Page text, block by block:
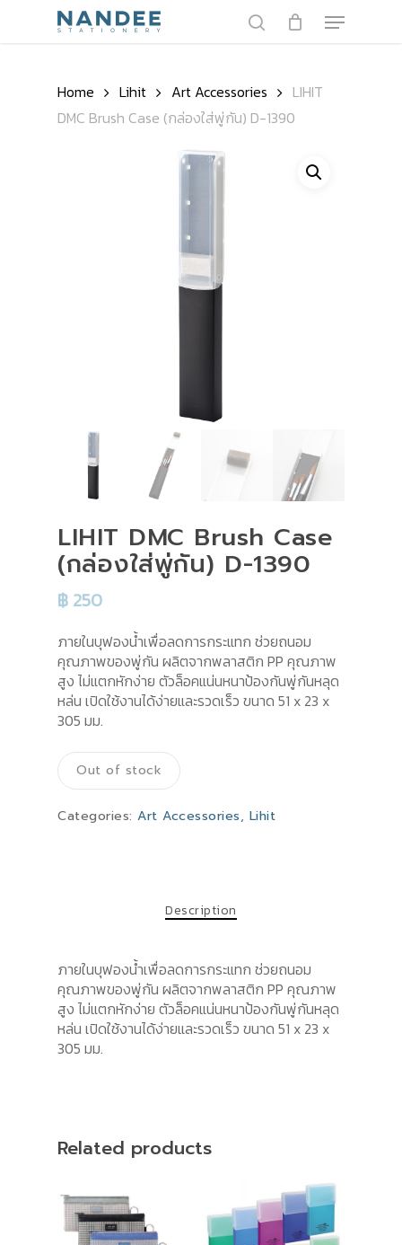
Menu
Home Lihit Art Accessories
LIHIT
DMC Brush Case (กล่องใส่พู่กัน) D-1390
LIHIT DMC Brush Case
(กล่องใส่พู่กัน) D-1390
฿ 250
ภายในบุฟองน้ำเพื่อลดการกระแทก ช่วยถนอม
คุณภาพของพู่กัน ผลิตจากพลาสติก PP คุณภาพ
สูง ไม่แตกหักง่าย ตัวล็อคแน่นหนาป้องกันพู่กันหลุด
หล่น เปิดใช้งานได้ง่ายและรวดเร็ว ขนาด 51 x 23 x
305 มม.
Out of stock
Categories: Art Accessories, Lihit
Description
ภายในบุฟองน้ำเพื่อลดการกระแทก ช่วยถนอม
คุณภาพของพู่กัน ผลิตจากพลาสติก PP คุณภาพ
สูง ไม่แตกหักง่าย ตัวล็อคแน่นหนาป้องกันพู่กันหลุด
หล่น เปิดใช้งานได้ง่ายและรวดเร็ว ขนาด 51 x 23 x
305 มม.
Related products